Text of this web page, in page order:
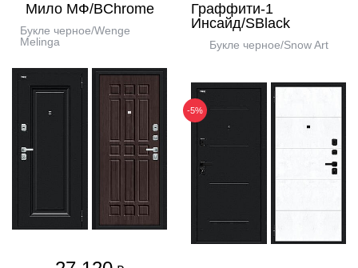
Мило МФ/BChrome
Букле черное/Wenge
Melinga
Граффити-1
Инсайд/SBlack
Букле черное/Snow Art
-5%